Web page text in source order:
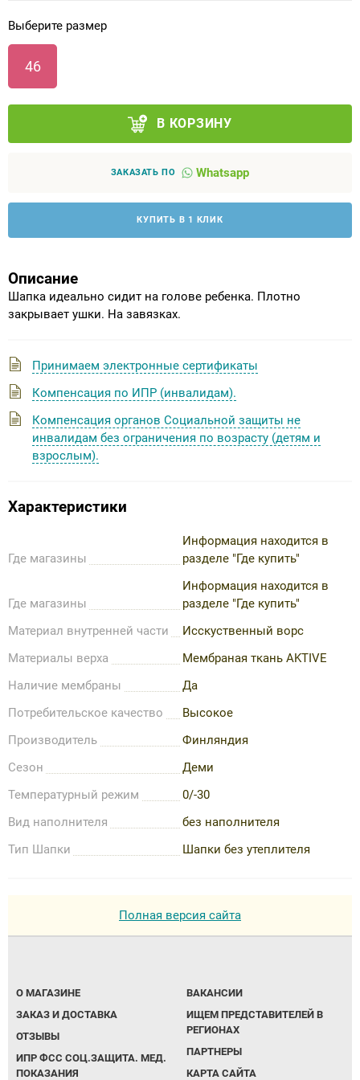
Выберите размер
46
В КОРЗИНУ
ЗАКАЗАТЬ ПО Whatsapp
КУПИТЬ В 1 КЛИК
Описание
Шапка идеально сидит на голове ребенка. Плотно
закрывает ушки. На завязках.
Принимаем электронные сертификаты
Компенсация по ИПР (инвалидам).
Компенсация органов Социальной защиты не
инвалидам без ограничения по возрасту (детям и
взрослым).
Характеристики
Где магазины
Информация находится в
разделе "Где купить"
Где магазины
Информация находится в
разделе "Где купить"
Материал внутренней части
Исскуственный ворс
Материалы верха
Мембраная ткань AKTIVE
Наличие мембраны
Да
Потребительское качество
Высокое
Производитель
Финляндия
Сезон
Деми
Температурный режим
0/-30
Вид наполнителя
без наполнителя
Тип Шапки
Шапки без утеплителя
Полная версия сайта
О МАГАЗИНЕ
ЗАКАЗ И ДОСТАВКА
ОТЗЫВЫ
ИПР ФСС СОЦ.ЗАЩИТА. МЕД.
ПОКАЗАНИЯ
ВАКАНСИИ
ИЩЕМ ПРЕДСТАВИТЕЛЕЙ В
РЕГИОНАХ
ПАРТНЕРЫ
КАРТА САЙТА
Аппараты на суставы
Санитарные приспособления для
инвалидов
Противопролежневые матрасы, подушки
ОПОРЫ, ВЕРТИКАЛИЗАТОРЫ, Оборудование
Индивидуальное изготовление